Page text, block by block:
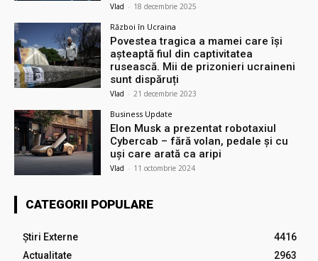
Vlad - 18 decembrie 2025
Război în Ucraina
Povestea tragica a mamei care își
așteaptă fiul din captivitatea
rusească. Mii de prizonieri ucraineni
sunt dispăruți
Vlad - 21 decembrie 2023
Business Update
Elon Musk a prezentat robotaxiul
Cyberсab – fără volan, pedale și cu
uși care arată ca aripi
Vlad - 11 octombrie 2024
CATEGORII POPULARE
Știri Externe
4416
Actualitate
2963